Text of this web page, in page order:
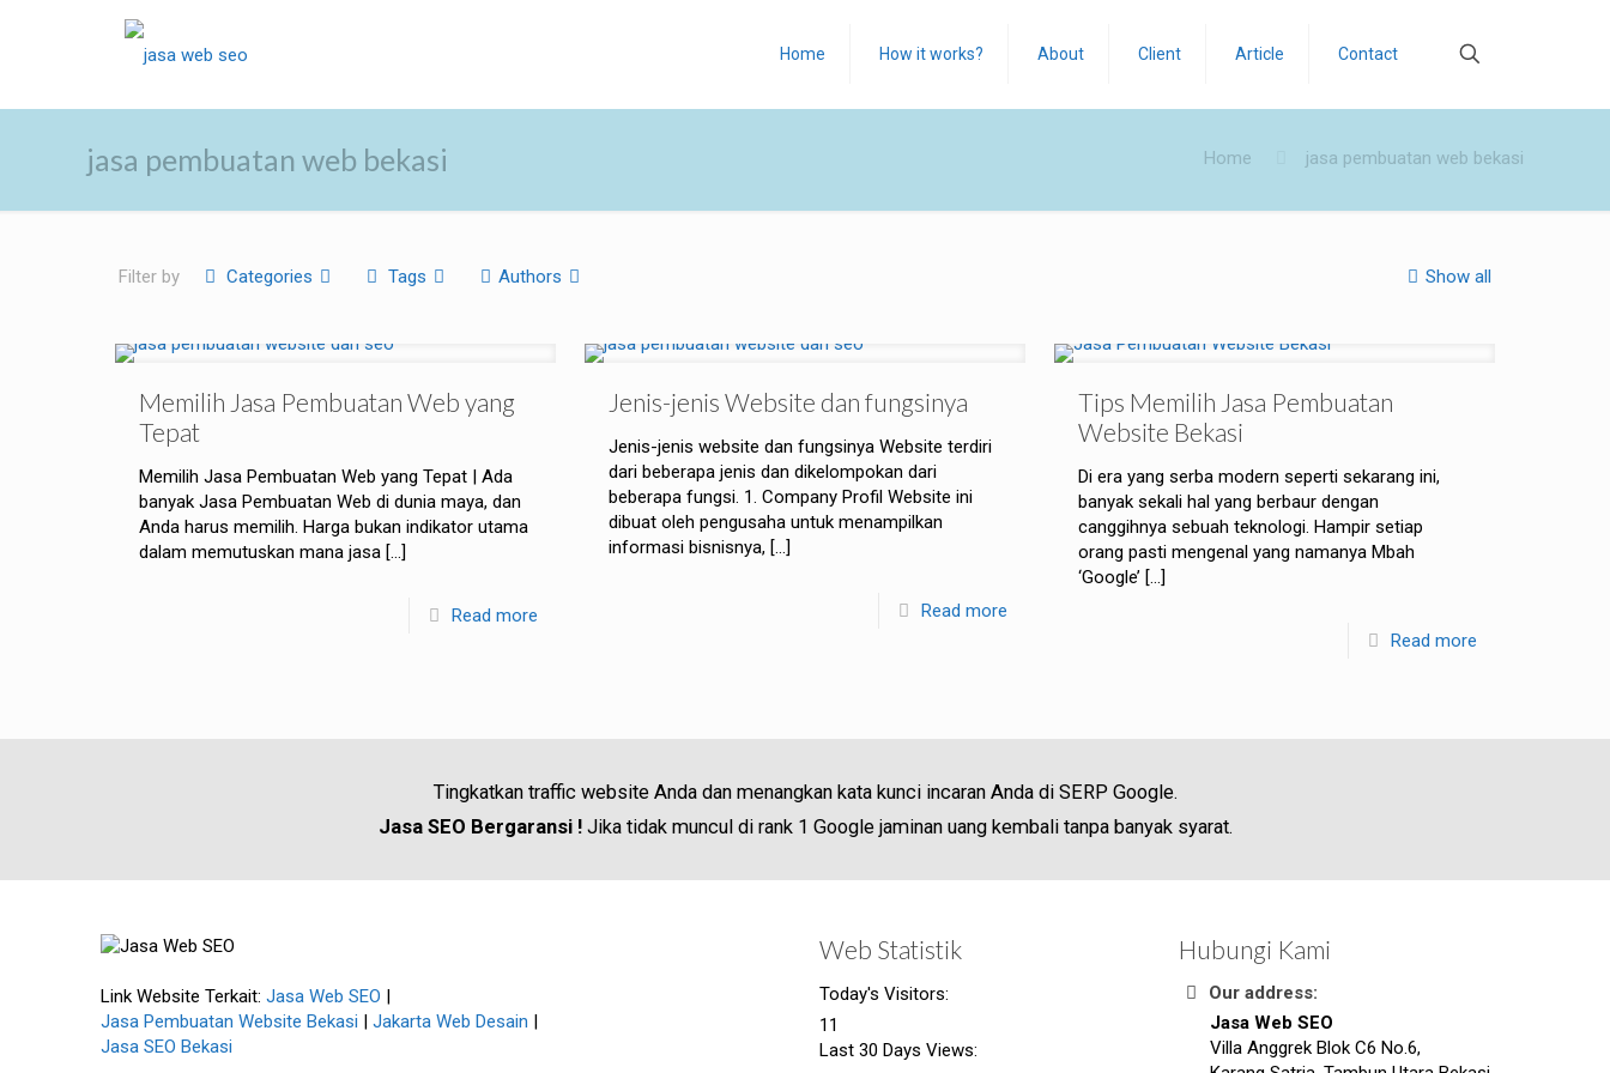
Home How it works? About Client Article Contact
jasa pembuatan web bekasi Home jasa pembuatan web bekasi
Filter by Categories Tags Authors Show all
Memilih Jasa Pembuatan Web yang
Tepat
Memilih Jasa Pembuatan Web yang Tepat | Ada
banyak Jasa Pembuatan Web di dunia maya, dan
Anda harus memilih. Harga bukan indikator utama
dalam memutuskan mana jasa[…]
Read more
Jenis-jenis Website dan fungsinya
Jenis-jenis website dan fungsinya Website terdiri
dari beberapa jenis dan dikelompokan dari
beberapa fungsi. 1. Company Profil Website ini
dibuat oleh pengusaha untuk menampilkan
informasi bisnisnya,[…]
Read more
Tips Memilih Jasa Pembuatan
Website Bekasi
Di era yang serba modern seperti sekarang ini,
banyak sekali hal yang berbaur dengan
canggihnya sebuah teknologi. Hampir setiap
orang pasti mengenal yang namanya Mbah
‘Google’ […]
Read more
Tingkatkan traffic website Anda dan menangkan kata kunci incaran Anda di SERP Google.
Jasa SEO Bergaransi !Jika tidak muncul di rank 1 Google jaminan uang kembali tanpa banyak syarat.
Link Website Terkait: Jasa Web SEO |
Jasa Pembuatan Website Bekasi | Jakarta Web Desain |
Jasa SEO Bekasi
Web Statistik
Today's Visitors:
11
Last 30 Days Views:
Hubungi Kami
Our address:
Jasa Web SEO
Villa Anggrek Blok C6 No.6,